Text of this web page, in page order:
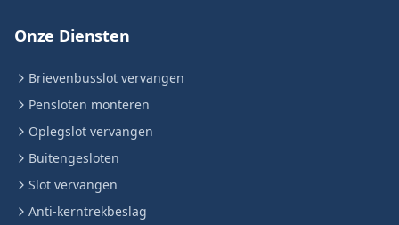
Onze Diensten
Brievenbusslot vervangen
Pensloten monteren
Oplegslot vervangen
Buitengesloten
Slot vervangen
Anti-kerntrekbeslag